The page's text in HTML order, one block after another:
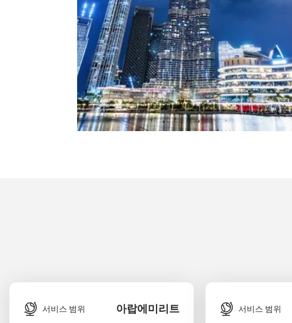
서비스 범위 아랍에미리트 서비스 범위